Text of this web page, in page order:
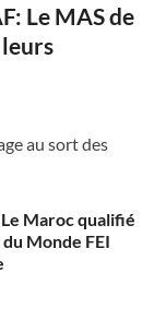
Le MAS de
leurs
au sort des
Maroc qualifié
Monde FEI